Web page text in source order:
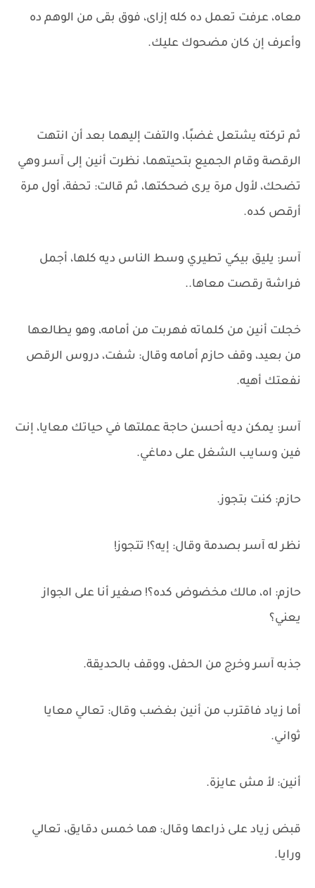
معاه، عرفت تعمل ده كله إزاى، فوق بقى من الوهم ده
وأعرف إن كان مضحوك عليك.
ثم تركته يشتعل غضبًا، والتفت إليهما بعد أن انتهت
الرقصة وقام الجميع بتحيتهما، نظرت أنين إلى آسر وهي
تضحك، لأول مرة يرى ضحكتها، ثم قالت: تحفة، أول مرة
أرقص كده.
آسر: يليق بيكي تطيري وسط الناس ديه كلها، أجمل
فراشة رقصت معاها..
خجلت أنين من كلماته فهربت من أمامه، وهو يطالعها
من بعيد، وقف حازم أمامه وقال: شفت، دروس الرقص
نفعتك أهيه.
آسر: يمكن ديه أحسن حاجة عملتها في حياتك معايا، إنت
فين وسايب الشغل على دماغي.
حازم: كنت بتجوز.
نظر له آسر بصدمة وقال: إيه؟! تتجوز!
حازم: اه، مالك مخضوض كده؟! صغير أنا على الجواز
يعني؟
جذبه آسر وخرج من الحفل، ووقف بالحديقة.
أما زياد فاقترب من أنين بغضب وقال: تعالي معايا
ثواني.
أنين: لأ مش عايزة.
قبض زياد على ذراعها وقال: هما خمس دقايق، تعالي
ورايا.